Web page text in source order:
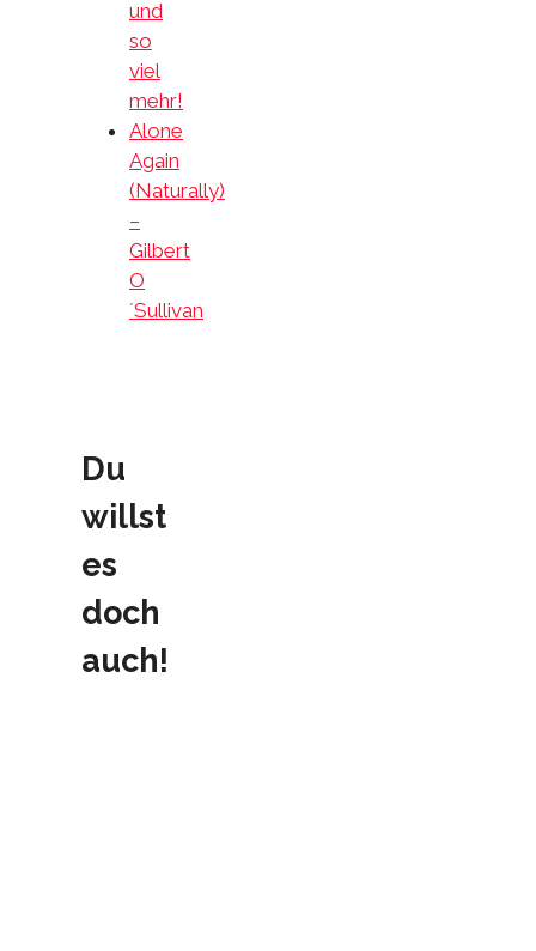
und
so
viel
mehr!
Alone
Again
(Naturally)
–
Gilbert
O
´Sullivan
Du
willst
es
doch
auch!